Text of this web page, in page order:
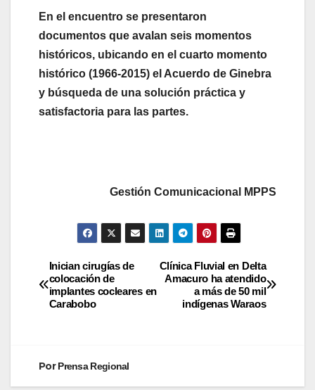
En el encuentro se presentaron
documentos que avalan seis momentos
históricos, ubicando en el cuarto momento
histórico (1966-2015) el Acuerdo de Ginebra
y búsqueda de una solución práctica y
satisfactoria para las partes.
Gestión Comunicacional MPPS
Clínica Fluvial en Delta
Amacuro ha atendido
a más de 50 mil
indígenas Waraos
Inician cirugías de
colocación de
implantes cocleares en
Carabobo
PorPrensa Regional